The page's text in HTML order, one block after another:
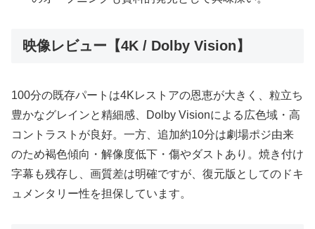
映像レビュー【4K / Dolby Vision】
100分の既存パートは4Kレストアの恩恵が大きく、粒立ち
豊かなグレインと精細感、Dolby Visionによる広色域・高
コントラストが良好。一方、追加約10分は劇場ポジ由来
のため褐色傾向・解像度低下・傷やダストあり。焼き付け
字幕も残存し、画質差は明確ですが、復元版としてのドキ
ュメンタリー性を担保しています。